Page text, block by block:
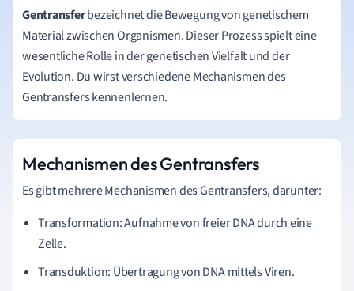
Gentransferbezeichnet die Bewegung von genetischem
Material zwischen Organismen. Dieser Prozess spielt eine
wesentliche Rolle in der genetischen Vielfalt und der
Evolution. Du wirst verschiedene Mechanismen des
Gentransfers kennenlernen.
Mechanismen des Gentransfers
Es gibt mehrere Mechanismen des Gentransfers, darunter:
Transformation: Aufnahme von freier DNA durch eine
Zelle.
Transduktion: Übertragung von DNA mittels Viren.